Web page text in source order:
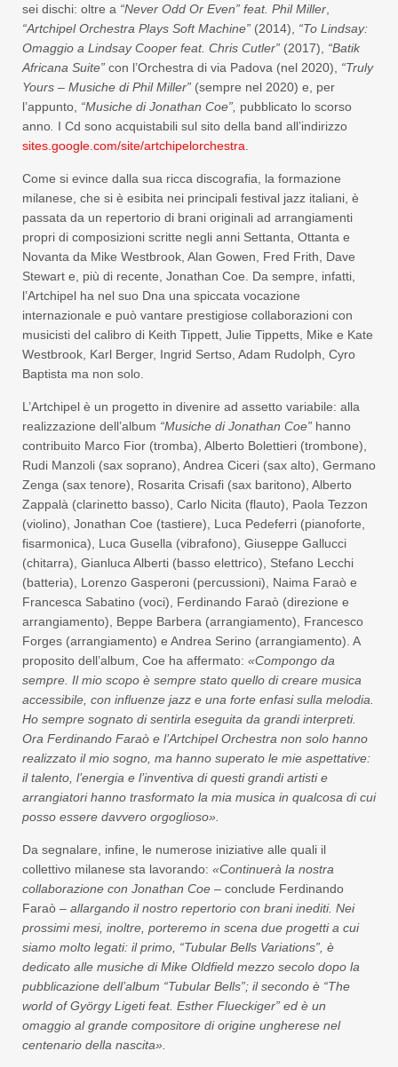
sei dischi: oltre a “Never Odd Or Even” feat. Phil Miller
“Artchipel Orchestra Plays Soft Machine” (2014), “To Lindsay:
Omaggio a Lindsay Cooper feat. Chris Cutler” (2017), “Batik
Africana Suite” con l’Orchestra di via Padova (nel 2020), “Truly
Yours – Musiche di Phil Miller” (sempre nel 2020) e, per
l’appunto, “Musiche di Jonathan Coe”, pubblicato lo scorso
anno I Cd sono acquistabili sul sito della band all’indirizzo
sites.google.com/site/artchipelorchestra
Come si evince dalla sua ricca discografia, la formazione
milanese, che si è esibita nei principali festival jazz italiani, è
passata da un repertorio di brani originali ad arrangiamenti
propri di composizioni scritte negli anni Settanta, Ottanta e
Novanta da Mike Westbrook, Alan Gowen, Fred Frith, Dave
Stewart e, più di recente, Jonathan Coe. Da sempre, infatti,
l’Artchipel ha nel suo Dna una spiccata vocazione
internazionale e può vantare prestigiose collaborazioni con
musicisti del calibro di Keith Tippett, Julie Tippetts, Mike e Kate
Westbrook, Karl Berger, Ingrid Sertso, Adam Rudolph, Cyro
Baptista ma non solo.
L’Artchipel è un progetto in divenire ad assetto variabile: alla
realizzazione dell’album “Musiche di Jonathan Coe” hanno
contribuito Marco Fior (tromba), Alberto Bolettieri (trombone),
Rudi Manzoli (sax soprano), Andrea Ciceri (sax alto), Germano
Zenga (sax tenore), Rosarita Crisafi (sax baritono), Alberto
Zappalà (clarinetto basso), Carlo Nicita (flauto), Paola Tezzon
(violino), Jonathan Coe (tastiere), Luca Pedeferri (pianoforte,
fisarmonica), Luca Gusella (vibrafono), Giuseppe Gallucci
(chitarra), Gianluca Alberti (basso elettrico), Stefano Lecchi
(batteria), Lorenzo Gasperoni (percussioni), Naima Faraò e
Francesca Sabatino (voci), Ferdinando Faraò (direzione e
arrangiamento), Beppe Barbera (arrangiamento), Francesco
Forges (arrangiamento) e Andrea Serino (arrangiamento). A
proposito dell’album, Coe ha affermato: «Compongo da
sempre. Il mio scopo è sempre stato quello di creare musica
accessibile, con influenze jazz e una forte enfasi sulla melodia.
Ho sempre sognato di sentirla eseguita da grandi interpreti.
Ora Ferdinando Faraò e l’Artchipel Orchestra non solo hanno
realizzato il mio sogno, ma hanno superato le mie aspettative:
il talento, l’energia e l’inventiva di questi grandi artisti e
arrangiatori hanno trasformato la mia musica in qualcosa di cui
posso essere davvero orgoglioso».
Da segnalare, infine, le numerose iniziative alle quali il
collettivo milanese sta lavorando: «Continuerà la nostra
collaborazione con Jonathan Coe – conclude Ferdinando
Faraò – allargando il nostro repertorio con brani inediti. Nei
prossimi mesi, inoltre, porteremo in scena due progetti a cui
siamo molto legati: il primo, “Tubular Bells Variations”, è
dedicato alle musiche di Mike Oldfield mezzo secolo dopo la
pubblicazione dell’album “Tubular Bells”; il secondo è “The
world of György Ligeti feat. Esther Flueckiger” ed è un
omaggio al grande compositore di origine ungherese nel
centenario della nascita».